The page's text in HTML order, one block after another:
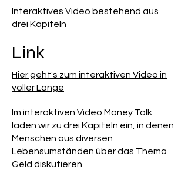
Interaktives Video bestehend aus
drei Kapiteln
Link
Hier geht's zum interaktiven Video in
voller Länge
Im interaktiven Video Money Talk
laden wir zu drei Kapiteln ein, in denen
Menschen aus diversen
Lebensumständen über das Thema
Geld diskutieren.